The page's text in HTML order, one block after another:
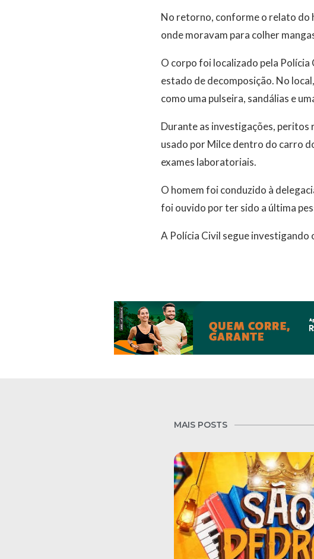
No retorno, conforme o relato do
onde moravam para colher
O corpo foi localizado pela Polícia
estado de decomposição. No
como uma pulseira, sandálias e
Durante as investigações, peritos
usado por Milce dentro do carro
exames laboratoriais.
O homem foi conduzido à
foi ouvido por ter sido a última
A Polícia Civil segue investigando
MAIS POSTS